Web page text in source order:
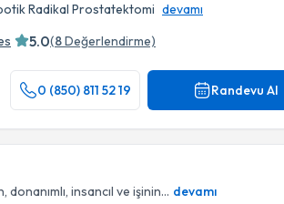
Radikal Prostatektomi devamı
5.0(8Değerlendirme)
0 (850) 811 52 19 Randevu Al
insancıl ve işinin... devamı